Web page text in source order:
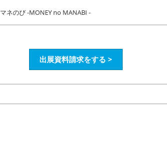
マネのび -MONEY no MANABI -
出展資料請求をする >